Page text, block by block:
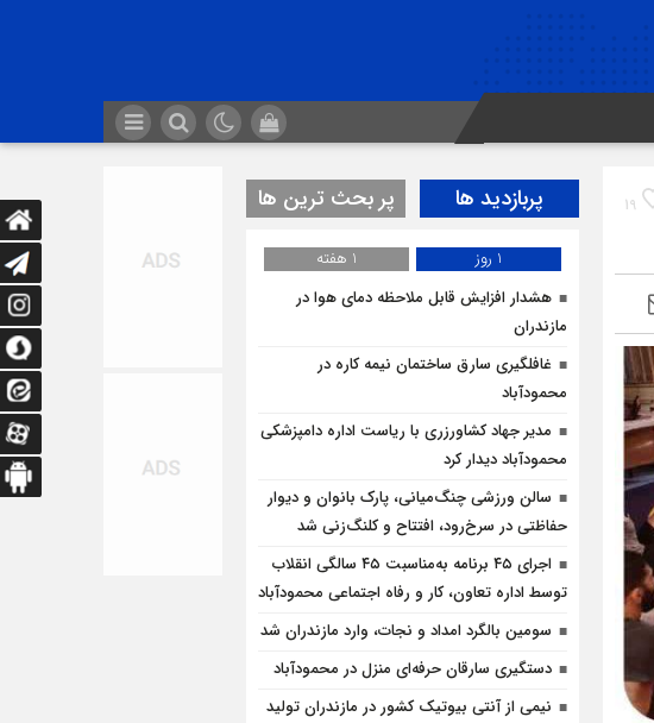
19 پربازدید ها پر بحث ترین ها
1 روز
1 هفته
هشدار افزایش قابل ملاحظه دمای هوا در
مازندران
غافلگيري سارق ساختمان نيمه کاره در
محمودآباد
مدیر جهاد کشاورزری با ریاست اداره دامپزشکی
محمودآباد دیدار کرد
سالن ورزشی چنگ‌میانی، پارک بانوان و دیوار
حفاظتی در سرخ‌رود، افتتاح و کلنگ‌زنی شد
اجرای ۴۵ برنامه به‌مناسبت ۴۵ سالگی انقلاب
توسط اداره تعاون، کار و رفاه اجتماعی محمودآباد
سومین بالگرد امداد و نجات، وارد مازندران شد
دستگیری سارقان حرفه‌ای منزل در محمودآباد
نیمی از آنتی بیوتیک کشور در مازندران تولید